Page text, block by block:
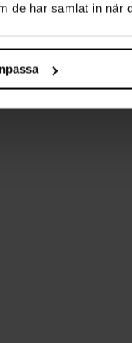
de har samlat in när